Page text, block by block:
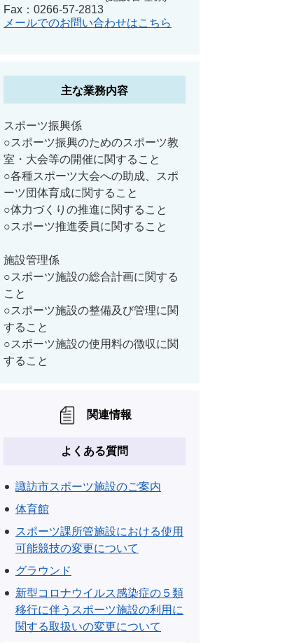
Fax：0266-57-2813
メールでのお問い合わせはこちら
主な業務内容
スポーツ振興係
○スポーツ振興のためのスポーツ教
室・大会等の開催に関すること
○各種スポーツ大会への助成、スポ
ーツ団体育成に関すること
○体力づくりの推進に関すること
○スポーツ推進委員に関すること
施設管理係
○スポーツ施設の総合計画に関する
こと
○スポーツ施設の整備及び管理に関
すること
○スポーツ施設の使用料の徴収に関
すること
関連情報
よくある質問
諏訪市スポーツ施設のご案内
体育館
スポーツ課所管施設における使用
可能競技の変更について
グラウンド
新型コロナウイルス感染症の５類
移行に伴うスポーツ施設の利用に
関する取扱いの変更について